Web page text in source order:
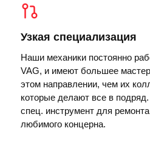
Узкая специализация
Наши механики постоянно
VAG, и имеют большее
этом направлении, чем их
которые делают все в
спец. инструмент для
любимого концерна.